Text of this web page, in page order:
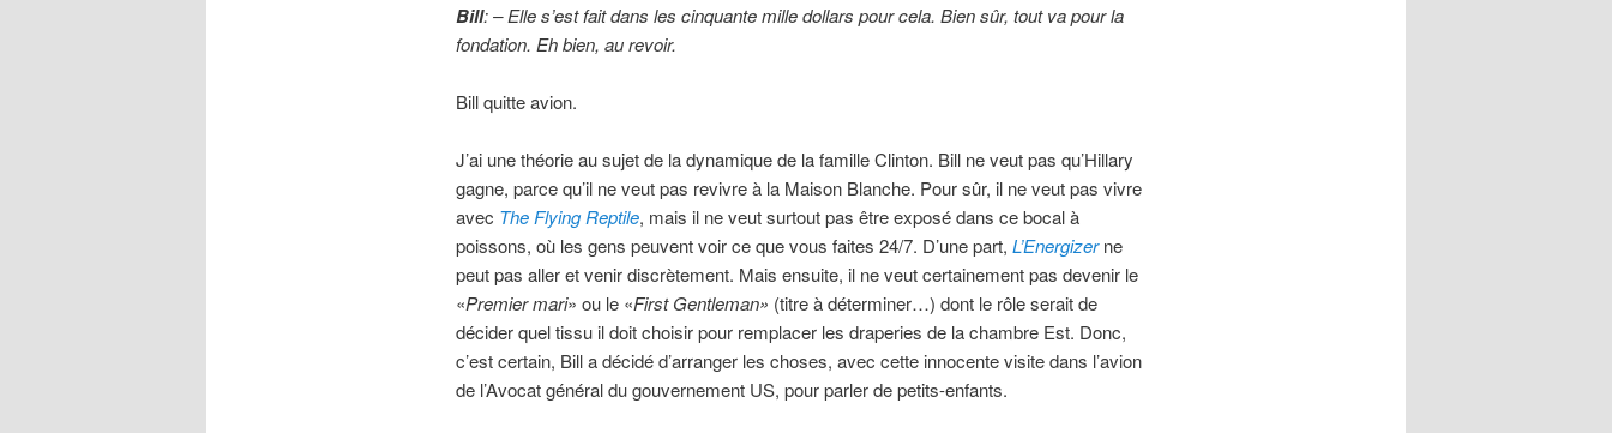
Bill: – Elle s’est fait dans les cinquante mille dollars pour cela. Bien sûr, tout va pour la
fondation. Eh bien, au revoir.
Bill quitte avion.
J’ai une théorie au sujet de la dynamique de la famille Clinton. Bill ne veut pas qu’Hillary
gagne, parce qu’il ne veut pas revivre à la Maison Blanche. Pour sûr, il ne veut pas vivre
avec The Flying Reptile, mais il ne veut surtout pas être exposé dans ce bocal à
poissons, où les gens peuvent voir ce que vous faites 24/7. D’une part, L’Energizerne
peut pas aller et venir discrètement. Mais ensuite, il ne veut certainement pas devenir le
«Premier mari» ou le «First Gentleman» (titre à déterminer…) dont le rôle serait de
décider quel tissu il doit choisir pour remplacer les draperies de la chambre Est. Donc,
c’est certain, Bill a décidé d’arranger les choses, avec cette innocente visite dans l’avion
de l’Avocat général du gouvernement US, pour parler de petits-enfants.